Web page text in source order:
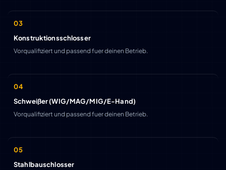
Konstruktionsschlosser
Vorqualifiziert und passend fuer deinen Betrieb.
Schweißer (WIG/MAG/MIG/E-Hand)
Vorqualifiziert und passend fuer deinen Betrieb.
Stahlbauschlosser